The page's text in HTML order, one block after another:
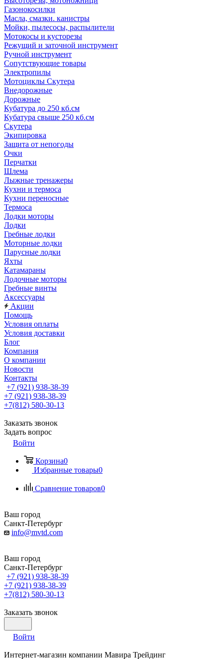
Газонокосилки
Масла, смазки. канистры
Мойки, пылесосы, распылители
Мотокосы и кусторезы
Режущий и заточной инструмент
Ручной инструмент
Сопутствующие товары
Электропилы
Мотоциклы Скутера
Внедорожные
Дорожные
Кубатура до 250 кб.см
Кубатура свыше 250 кб.см
Скутера
Экипировка
Защита от непогоды
Очки
Перчатки
Шлема
Лыжные тренажеры
Кухни и термоса
Кухни переносные
Термоса
Лодки моторы
Лодки
Гребные лодки
Моторные лодки
Парусные лодки
Яхты
Катамараны
Лодочные моторы
Гребные винты
Аксессуары
Акции
Помощь
Условия оплаты
Условия доставки
Блог
Компания
О компании
Новости
Контакты
+7 (921) 938-38-39
+7 (921) 938-38-39
+7(812) 580-30-13
Заказать звонок
Задать вопрос
Войти
Корзина0
Избранные товары0
Сравнение товаров0
Ваш город
Санкт-Петербург
info@mvtd.com
Ваш город
Санкт-Петербург
+7 (921) 938-38-39
+7 (921) 938-38-39
+7(812) 580-30-13
Заказать звонок
Войти
Интернет-магазин компании Мавира Трейдинг